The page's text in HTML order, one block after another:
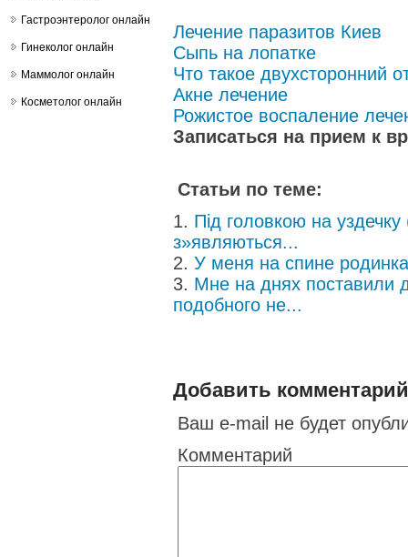
Гастроэнтеролог онлайн
Гинеколог онлайн
Маммолог онлайн
Косметолог онлайн
Лечение паразитов Киев
Сыпь на лопатке
Что такое двухсторонний
Акне лечение
Рожистое воспаление
Записаться на прием к
Статьи по теме:
Під головкою на уздечку
з»являються...
У меня на спине
Мне на днях поставили
подобного не...
Добавить комментарий
Ваш e-mail не будет
Комментарий